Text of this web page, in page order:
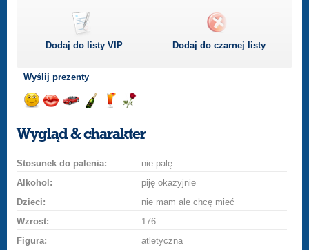
Dodaj do listyVIP Dodaj do czarnej listy
Wyślij prezenty
uśmiech
buziakasamochodem
szampana
drinka
różę
Wygląd & charakter
Stosunek do palenia:
nie palę
Alkohol:
piję okazyjnie
Dzieci:
nie mam ale chcę mieć
Wzrost:
176
Figura:
atletyczna